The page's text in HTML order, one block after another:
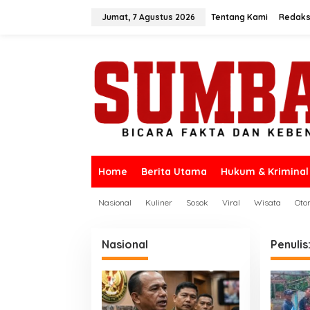
Jumat, 7 Agustus 2026 Tentang Kami
Home Berita Utama Hukum & Kriminal
Nasional Kuliner Sosok Viral Wisata
Nasional Penulis: